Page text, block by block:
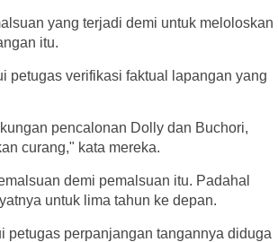
yang terjadi demi untuk meloloskan
itu.
petugas verifikasi faktual lapangan yang
pencalonan Dolly dan Buchori,
curang," kata mereka.
demi pemalsuan itu. Padahal
untuk lima tahun ke depan.
petugas perpanjangan tangannya diduga